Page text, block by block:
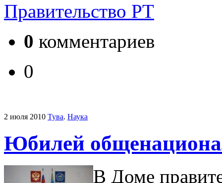
Правительство РТ
0 комментариев
0
2 июля 2010 Тува. Наука
Юбилей
В Доме